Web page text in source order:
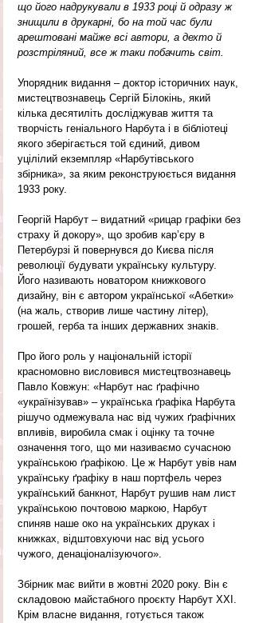
що його надрукували в 1933 році й одразу ж
знищили в друкарні, бо на той час були
арештовані майже всі автори, а дехто й
розстріляний, все ж таки побачить світ.
Упорядник видання – доктор історичних наук,
мистецтвознавець Сергій Білокінь, який
кілька десятиліть досліджував життя та
творчість геніального Нарбута і в бібліотеці
якого зберігається той єдиний, дивом
уцілілий екземпляр «Нарбутівського
збірника», за яким реконструюється видання
1933 року.
Георгій Нарбут – видатний «рицар графіки без
страху й докору», що зробив кар’єру в
Петербурзі й повернувся до Києва після
революції будувати українську культуру.
Його називають новатором книжкового
дизайну, він є автором української «Абетки»
(на жаль, створив лише частину літер),
грошей, герба та інших державних знаків.
Про його роль у національній історії
красномовно висловився мистецтвознавець
Павло Ковжун: «Нарбут нас ґрафічно
«українізував» – українська ґрафіка Нарбута
рішучо одмежувала нас від чужих ґрафічних
впливів, виробила смак і оцінку та точне
означення того, що ми називаємо сучасною
українською ґрафікою. Це ж Нарбут увів нам
українську ґрафіку в наш портфель через
український банкнот, Нарбут рушив нам лист
українською почтовою маркою, Нарбут
спиняв наше око на українських друках і
книжках, відштовхуючи нас від усього
чужого, денаціоналізуючого».
Збірник має вийти в жовтні 2020 року. Він є
складовою майстабного проєкту Нарбут ХХІ.
Крім власне видання, готується також